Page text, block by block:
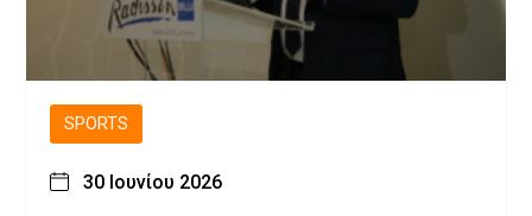
SPORTS
30 Ιουνίου 2026